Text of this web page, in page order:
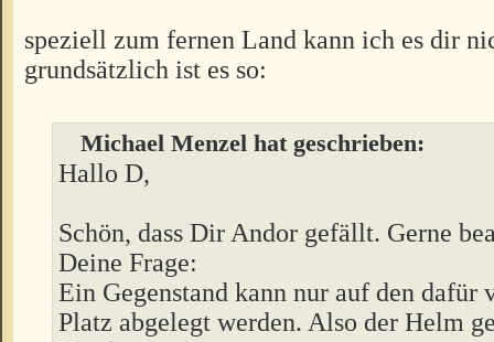
speziell zum fernen Land kann ich es dir
grundsätzlich ist es so:
Michael Menzel hat geschrieben:
Hallo D,
Schön, dass Dir Andor gefällt. Gerne
Deine Frage:
Ein Gegenstand kann nur auf den dafür
Platz abgelegt werden. Also der Helm